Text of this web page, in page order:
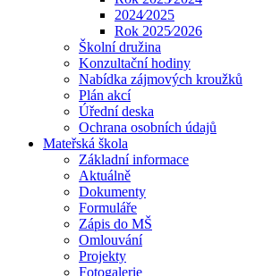
2024⁄2025
Rok 2025⁄2026
Školní družina
Konzultační hodiny
Nabídka zájmových kroužků
Plán akcí
Úřední deska
Ochrana osobních údajů
Mateřská škola
Základní informace
Aktuálně
Dokumenty
Formuláře
Zápis do MŠ
Omlouvání
Projekty
Fotogalerie